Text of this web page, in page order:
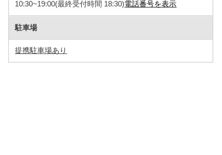
10:30~19:00(最終受付時間 18:30)電話番号を表示
駐車場
提携駐車場あり